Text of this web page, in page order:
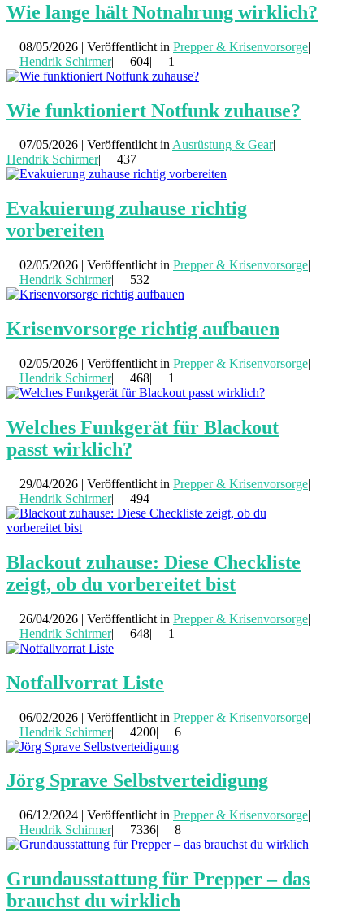
Wie lange hält Notnahrung wirklich?
08/05/2026 | Veröffentlicht in Prepper & Krisenvorsorge|
Hendrik Schirmer| 604| 1
Wie funktioniert Notfunk zuhause?
07/05/2026 | Veröffentlicht inAusrüstung & Gear|
Hendrik Schirmer| 437
Evakuierung zuhause richtig
vorbereiten
02/05/2026 | Veröffentlicht in Prepper & Krisenvorsorge|
Hendrik Schirmer| 532
Krisenvorsorge richtig aufbauen
02/05/2026 | Veröffentlicht in Prepper & Krisenvorsorge|
Hendrik Schirmer| 468| 1
Welches Funkgerät für Blackout
passt wirklich?
29/04/2026 | Veröffentlicht in Prepper & Krisenvorsorge|
Hendrik Schirmer| 494
Blackout zuhause: Diese Checkliste
zeigt, ob du vorbereitet bist
26/04/2026 | Veröffentlicht in Prepper & Krisenvorsorge|
Hendrik Schirmer| 648| 1
Notfallvorrat Liste
06/02/2026 | Veröffentlicht in Prepper & Krisenvorsorge|
Hendrik Schirmer| 4200| 6
Jörg Sprave Selbstverteidigung
06/12/2024 | Veröffentlicht in Prepper & Krisenvorsorge|
Hendrik Schirmer| 7336| 8
Grundausstattung für Prepper – das
brauchst du wirklich